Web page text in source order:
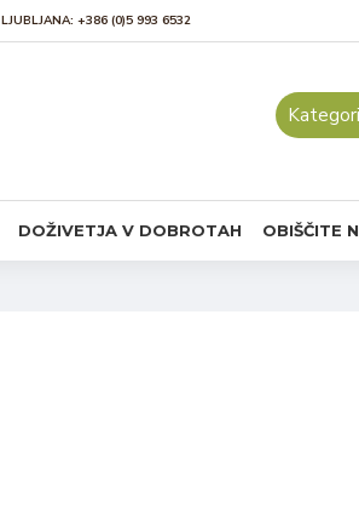
LJUBLJANA: +386 (0)5 993 6532
DOŽIVETJA V DOBROTAH OBIŠČITE